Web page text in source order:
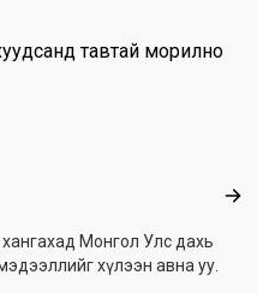
тавтай морилно
хангахад Монгол Улс дахь
хүлээн авна уу.